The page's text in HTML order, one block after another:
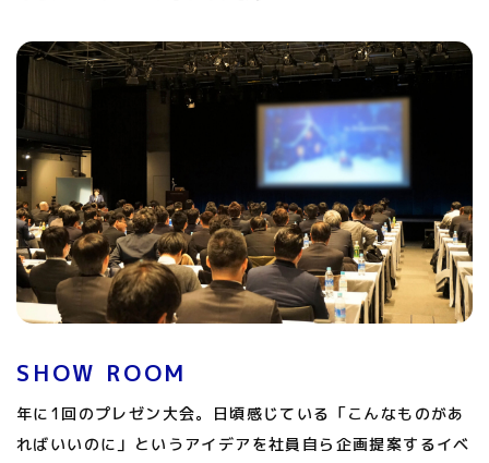
SHOW ROOM
年に1回のプレゼン大会。日頃感じている「こんなものがあ
ればいいのに」というアイデアを社員自ら企画提案するイベ